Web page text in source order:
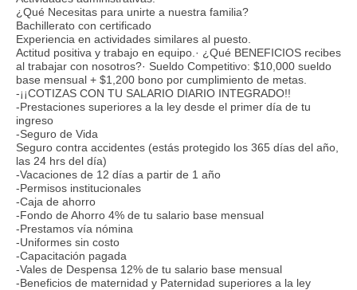
¿Qué Necesitas para unirte a nuestra familia?
Bachillerato con certificado
Experiencia en actividades similares al puesto.
Actitud positiva y trabajo en equipo.· ¿Qué BENEFICIOS recibes
al trabajar con nosotros?· Sueldo Competitivo: $10,000 sueldo
base mensual + $1,200 bono por cumplimiento de metas.
-¡¡COTIZAS CON TU SALARIO DIARIO INTEGRADO!!
-Prestaciones superiores a la ley desde el primer día de tu
ingreso
-Seguro de Vida
Seguro contra accidentes (estás protegido los 365 días del año,
las 24 hrs del día)
-Vacaciones de 12 días a partir de 1 año
-Permisos institucionales
-Caja de ahorro
-Fondo de Ahorro 4% de tu salario base mensual
-Prestamos vía nómina
-Uniformes sin costo
-Capacitación pagada
-Vales de Despensa 12% de tu salario base mensual
-Beneficios de maternidad y Paternidad superiores a la ley